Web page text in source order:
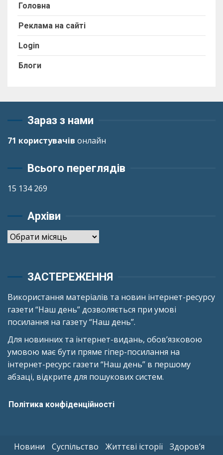
Головна
Реклама на сайті
Login
Блоги
Зараз з нами
71 користувачів онлайн
Всього переглядів
15 134 269
Архіви
Архіви
ЗАСТЕРЕЖЕННЯ
Використання матеріалів та новин інтернет-ресурсу
газети “Наш день” дозволяється при умові
посилання на газету “Наш день”.
Для новинних та інтернет-видань, обов’язковою
умовою має бути пряме гіпер-посилання на
інтернет-ресурс газети “Наш день” в першому
абзаці, відкрите для пошукових систем.
Політика конфіденційності
Новини Суспільство Життєві історії
Здоров’я